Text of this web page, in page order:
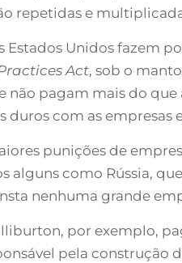
repetidas e
Estados Unidos fazem
Act, sob o
não pagam mais do
com as empresas
punições de
alguns como Rússia,
nenhuma grande
por exemplo,
pela construção